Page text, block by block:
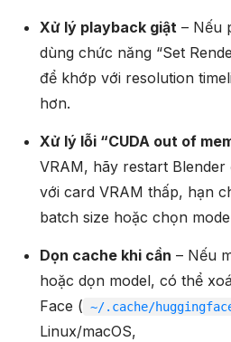
Xử lý playback giật– Nếu
dùng chức năng “Set
để khớp với resolution
hơn.
Xử lý lỗi “CUDA out of
VRAM, hãy restart
với card VRAM thấp, hạn
batch size hoặc chọn
Dọn cache khi cần – Nếu
hoặc dọn model, có thể
Face ( ~/.cache/
Linux/macOS,